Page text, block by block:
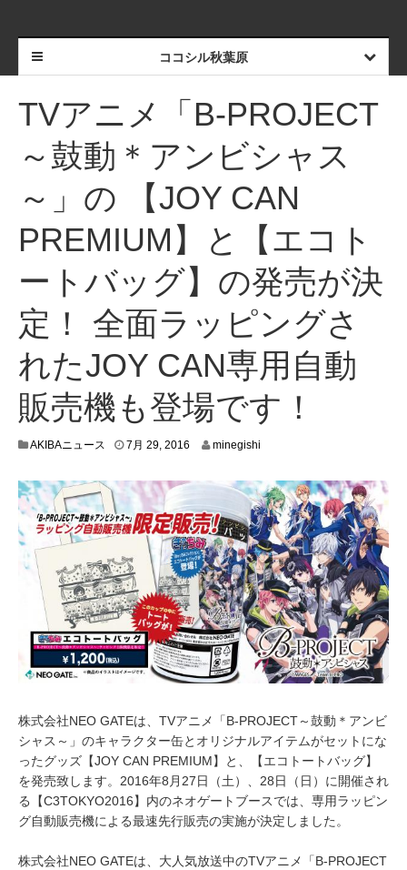
ココシル秋葉原
TVアニメ「B-PROJECT
～鼓動＊アンビシャス
～」の 【JOY CAN
PREMIUM】と【エコト
ートバッグ】の発売が決
定！ 全面ラッピングさ
れたJOY CAN専用自動
販売機も登場です！
AKIBAニュース 7月 29, 2016
,
2
0
1
6
minegishi
株式会社NEO GATEは、TVアニメ「B-PROJECT～鼓動＊アンビ
シャス～」のキャラクター缶とオリジナルアイテムがセットにな
ったグッズ【JOY CAN PREMIUM】と、【エコトートバッグ】
を発売致します。2016年8月27日（土）、28日（日）に開催され
る【C3TOKYO2016】内のネオゲートブースでは、専用ラッピン
グ自動販売機による最速先行販売の実施が決定しました。
株式会社NEO GATEは、大人気放送中のTVアニメ「B-PROJECT